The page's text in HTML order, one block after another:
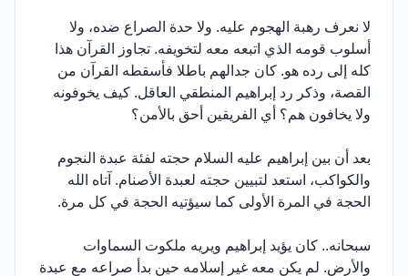
لا نعرف رهبة الهجوم عليه. ولا حدة الصراع ضده، ولا
أسلوب قومه الذي اتبعه معه لتخويفه. تجاوز القرآن هذا
كله إلى رده هو. كان جدالهم باطلا فأسقطه القرآن من
القصة، وذكر رد إبراهيم المنطقي العاقل. كيف يخوفونه
ولا يخافون هم؟ أي الفريقين أحق بالأمن؟
بعد أن بين إبراهيم عليه السلام حجته لفئة عبدة النجوم
والكواكب، استعد لتبيين حجته لعبدة الأصنام. آتاه الله
الحجة في المرة الأولى كما سيؤتيه الحجة في كل مرة.
سبحانه.. كان يؤيد إبراهيم ويريه ملكوت السماوات
والأرض. لم يكن معه غير إسلامه حين بدأ صراعه مع عبدة